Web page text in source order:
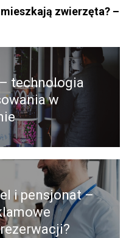
zwierzęta? –
technologia
w
i pensjonat –